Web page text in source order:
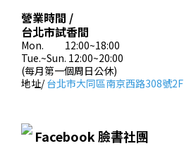
營業時間 /
台北市試香間
Mon. 12:00~18:00
Tue.~Sun. 12:00~20:00
(每月第一個周日公休)
地址/台北市大同區南京西路308號2F
Facebook 臉書社團